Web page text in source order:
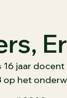
16 jaar
op het